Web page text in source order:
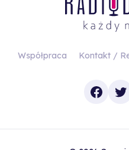
Współpraca Kontakt /